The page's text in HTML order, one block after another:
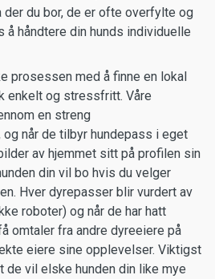
du bor, de er ofte overfylte og
å håndtere din hunds individuelle
prosessen med å finne en lokal
enkelt og stressfritt. Våre
en streng
når de tilbyr hundepass i eget
av hjemmet sitt på profilen sin
din vil bo hvis du velger
Hver dyrepasser blir vurdert av
roboter) og når de har hatt
omtaler fra andre dyreeiere på
eiere sine opplevelser. Viktigst
de vil elske hunden din like mye